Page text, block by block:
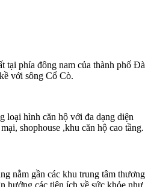
tại phía đông nam của thành phố Đà
với sông Cổ Cò.
loại hình căn hộ với đa dạng diện
shophouse ,khu căn hộ cao tầng.
nằm gần các khu trung tâm thương
hưởng các tiện ích về sức khỏe như